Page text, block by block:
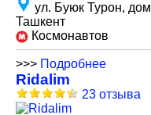
ул. Буюк Турон,
Ташкент
Космонавтов
>>> Подробнее
Ridalim
23 отзыва